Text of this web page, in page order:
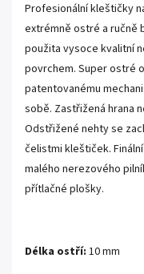
Profesionální kleštičky
extrémně ostré a ručně
použita vysoce kvalitní
povrchem. Super ostré
patentovanému
sobě. Zastřižená hrana
Odstřižené nehty se
čelistmi kleštiček.
malého nerezového
přítlačné plošky.
Délka ostří: 10 mm